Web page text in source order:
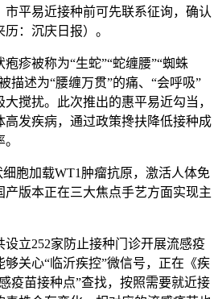
市平易近接种前可先联系征询，确认
：沉庆日报）。
被称为“生蛇”“蛇缠腰”“蜘蛛
描述为“腰缠万贯”的痛、“会呼吸”
搅扰。此次推出的惠平易近勾当，
高发疾病，通过政策搀扶降低接种成
加载WT1肿瘤抗原，激活人体免
版本正在三大焦点手艺方面实现主
立252家防止接种门诊开展流感疫
关心“临沂疾控”微信号，正在《疾
疫苗接种点”查找，按照需要就近接